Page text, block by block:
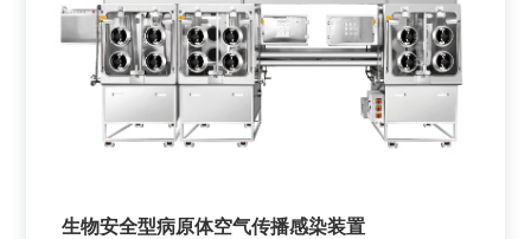
猴负压饲养笼
猴负压饲养笼分为 HRH-BRS1202 型和 HRH-BRS2204
生物安全型病原体空气传播感染装置